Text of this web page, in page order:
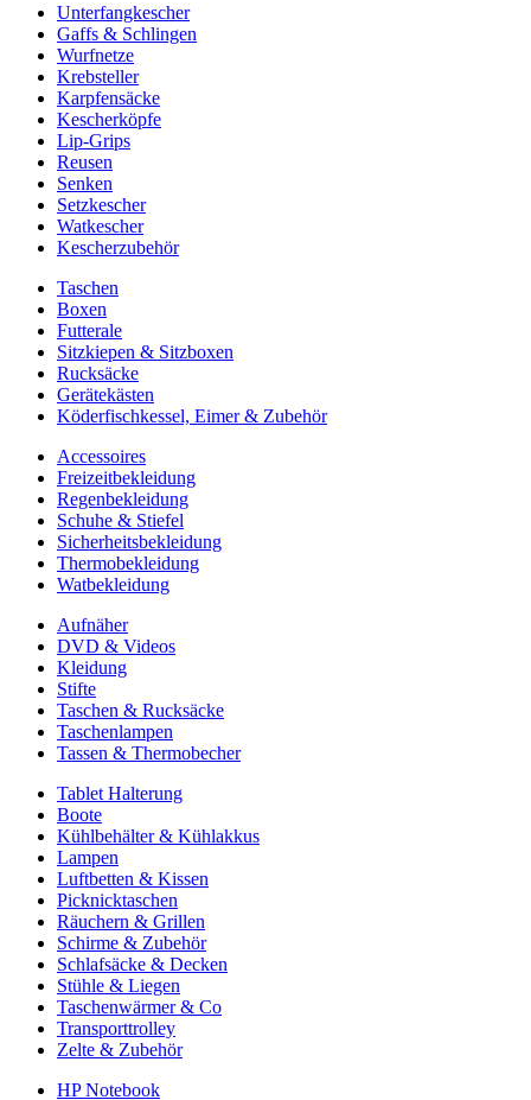
Unterfangkescher
Gaffs & Schlingen
Wurfnetze
Krebsteller
Karpfensäcke
Kescherköpfe
Lip-Grips
Reusen
Senken
Setzkescher
Watkescher
Kescherzubehör
Taschen
Boxen
Futterale
Sitzkiepen & Sitzboxen
Rucksäcke
Gerätekästen
Köderfischkessel, Eimer & Zubehör
Accessoires
Freizeitbekleidung
Regenbekleidung
Schuhe & Stiefel
Sicherheitsbekleidung
Thermobekleidung
Watbekleidung
Aufnäher
DVD & Videos
Kleidung
Stifte
Taschen & Rucksäcke
Taschenlampen
Tassen & Thermobecher
Tablet Halterung
Boote
Kühlbehälter & Kühlakkus
Lampen
Luftbetten & Kissen
Picknicktaschen
Räuchern & Grillen
Schirme & Zubehör
Schlafsäcke & Decken
Stühle & Liegen
Taschenwärmer & Co
Transporttrolley
Zelte & Zubehör
HP Notebook